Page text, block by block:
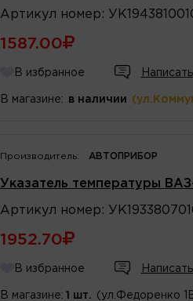
Артикул номер :
1587.00
В избранное
В магазине: в наличии
Производитель: АВТОПРИБОР
Указатель температуры
Артикул номер :
1952.70
В избранное
В магазине: 1 шт. (ул.Федоренко